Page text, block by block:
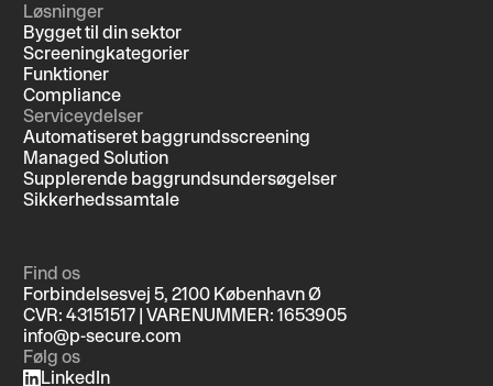
Løsninger
Bygget til din sektor
Screeningkategorier
Funktioner
Compliance
Serviceydelser
Automatiseret baggrundsscreening
Managed Solution
Supplerende baggrundsundersøgelser
Sikkerhedssamtale
Find os
Forbindelsesvej 5, 2100 København Ø
CVR: 43151517 | VARENUMMER: 1653905
info@p-secure.com
Følg os
LinkedIn